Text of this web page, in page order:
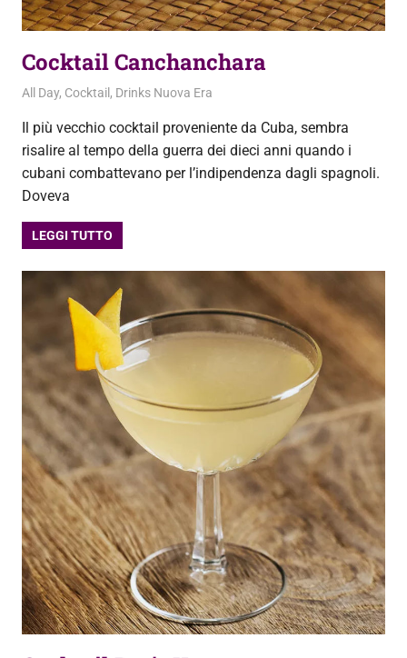
Cocktail Canchanchara
22 Settembre 2020
admin
All Day, Cocktail , Drinks Nuova Era
Il più vecchio cocktail proveniente da Cuba, sembra
risalire al tempo della guerra dei dieci anni quando i
cubani combattevano per l’indipendenza dagli spagnoli.
Doveva
LEGGI TUTTO